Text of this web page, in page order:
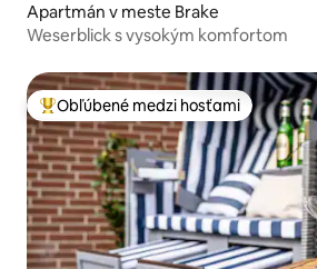
Apartmán v meste Brake
Weserblick s vysokým komfortom
Najobľúbenejšie medzi hosťami
Obľúbené medzi hosťami